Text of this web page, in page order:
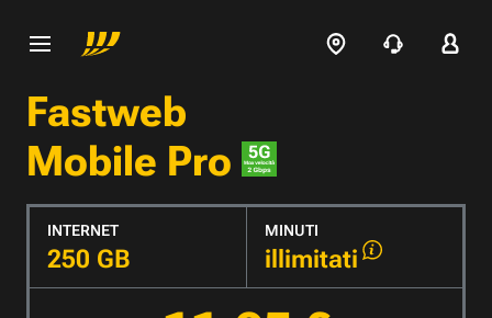
Fastweb
Mobile Pro
INTERNET
250 GB
MINUTI
illimitati